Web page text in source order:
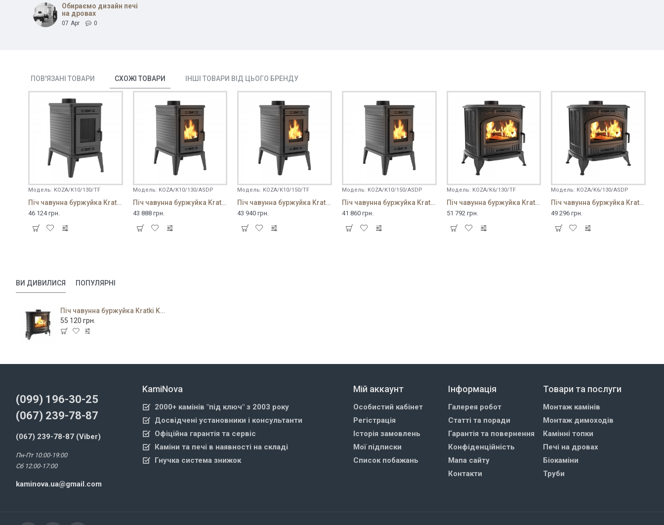
Обираємо дизайн печі
на дровах
07 Apr 0
ПОВ'ЯЗАНІ ТОВАРИ СХОЖІ ТОВАРИ ІНШІ ТОВАРИ ВІД ЦЬОГО БРЕНДУ
Модель: KOZA/K10/130/TF
Піч чавунна буржуйка Kratki K10 ∅130 з турбофеном
46 124 грн.
Модель: KOZA/K10/130/ASDP
Піч чавунна буржуйка Kratki K10 ∅130 с ASDP
43 888 грн.
Модель: KOZA/K10/150/TF
Піч чавунна буржуйка Kratki K10 ∅150 з турбофеном
43 940 грн.
Модель: KOZA/K10/150/ASDP
Піч чавунна буржуйка Kratki K10 ∅150 с ASDP
41 860 грн.
Модель: KOZA/K6/130/TF
Піч чавунна буржуйка Kratki K6 ∅130 з турбофеном
51 792 грн.
Модель: KOZA/K6/130/ASDP
Піч чавунна буржуйка Kratki K6 ∅130 с ASDP
49 296 грн.
ВИ ДИВИЛИСЯ ПОПУЛЯРНІ
Піч чавунна буржуйка Kratki K8 Tunel
55 120 грн.
(099) 196-30-25
(067) 239-78-87
(067) 239-78-87 (Viber)
Пн-Пт 10:00-19:00
Сб 12:00-17:00
kaminova.ua@gmail.com
KamiNova
2000+ камінів "під ключ" з 2003 року
Досвідчені установники і консультанти
Офіційна гарантія та сервіс
Каміни та печі в наявності на складі
Гнучка система знижок
Мій аккаунт
Особистий кабінет
Регістрація
Історія замовлень
Мої підписки
Список побажань
Інформація
Галерея робот
Статті та поради
Гарантія та повернення
Конфіденційність
Мапа сайту
Контакти
Товари та послуги
Монтаж камінів
Монтаж димоходів
Камінні топки
Печі на дровах
Біокаміни
Труби